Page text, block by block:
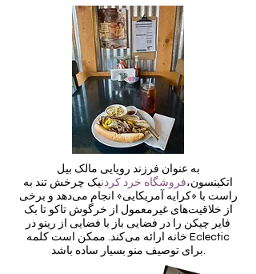
به عنوان فرزند رویایی مالک بیل
اتکینسون،فروشگاه خرد کردنیک چرخش تند به
راست با «کرایه آمریکایی» انجام می‌دهد و برخی
از خلاقیت‌های غیرمعمول از خرگوش تاکو تا بک
فایر چیکن را در فضایی باز با فضایی از رینو در
خانه ارائه می‌کند. ممکن است کلمه Eclectic
برای توصیف منو بسیار ساده باشد.